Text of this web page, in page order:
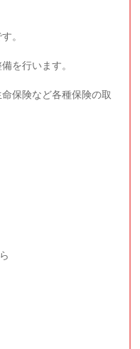
。
を行います。
保険など各種保険の取